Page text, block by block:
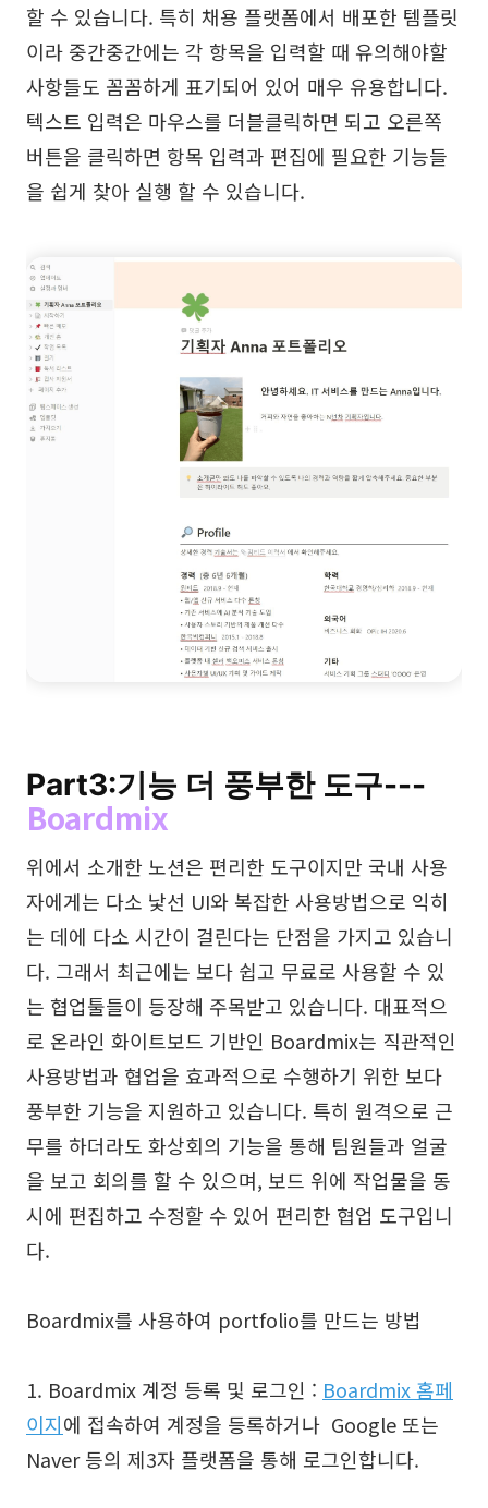
할 수 있습니다. 특히 채용 플랫폼에서 배포한 템플릿
이라 중간중간에는 각 항목을 입력할 때 유의해야할
사항들도 꼼꼼하게 표기되어 있어 매우 유용합니다.
텍스트 입력은 마우스를 더블클릭하면 되고 오른쪽
버튼을 클릭하면 항목 입력과 편집에 필요한 기능들
을 쉽게 찾아 실행 할 수 있습니다.
Part3:기능 더 풍부한 도구---
Boardmix
위에서 소개한 노션은 편리한 도구이지만 국내 사용
자에게는 다소 낯선 UI와 복잡한 사용방법으로 익히
는 데에 다소 시간이 걸린다는 단점을 가지고 있습니
다. 그래서 최근에는 보다 쉽고 무료로 사용할 수 있
는 협업툴들이 등장해 주목받고 있습니다. 대표적으
로 온라인 화이트보드 기반인 Boardmix는 직관적인
사용방법과 협업을 효과적으로 수행하기 위한 보다
풍부한 기능을 지원하고 있습니다. 특히 원격으로 근
무를 하더라도 화상회의 기능을 통해 팀원들과 얼굴
을 보고 회의를 할 수 있으며, 보드 위에 작업물을 동
시에 편집하고 수정할 수 있어 편리한 협업 도구입니
다.
Boardmix를 사용하여 portfolio를 만드는 방법
1. Boardmix 계정 등록 및 로그인 : Boardmix 홈페
이지에 접속하여 계정을 등록하거나 Google 또는
Naver 등의 제3자 플랫폼을 통해 로그인합니다.